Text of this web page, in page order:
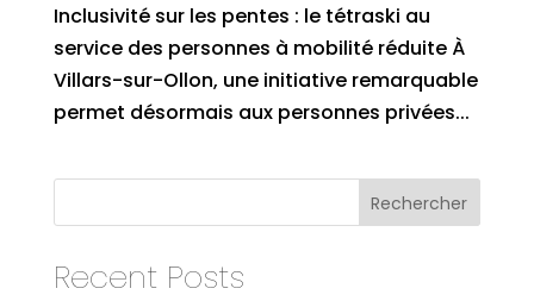
Inclusivité sur les pentes : le tétraski au
service des personnes à mobilité réduite À
Villars-sur-Ollon, une initiative remarquable
permet désormais aux personnes privées...
Rechercher
Recent Posts